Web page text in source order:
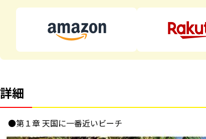
詳細
●第１章 天国に一番近いビーチ